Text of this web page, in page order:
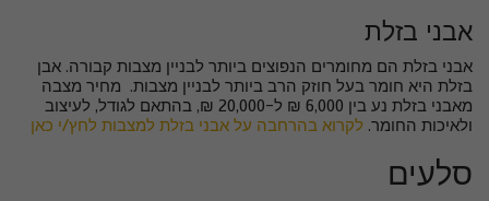
אבני בזלת
אבני בזלת הם מחומרים הנפוצים ביותר לבניין מצבות קבורה. אבן
בזלת היא חומר בעל חוזק הרב ביותר לבניין מצבות. מחיר מצבה
מאבני בזלת נע בין 6,000 ₪ ל-20,000 ₪, בהתאם לגודל, לעיצוב
ולאיכות החומר. לקרוא בהרחבה על אבני בזלת למצבות לחץ/י כאן
סלעים